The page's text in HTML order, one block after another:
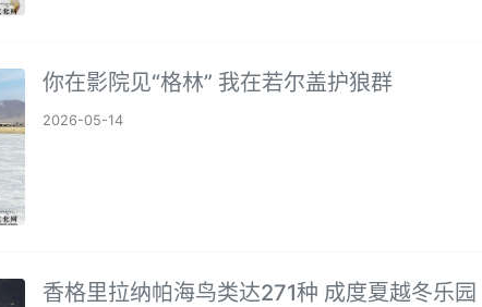
你在影院见“格林” 我在若尔盖护狼群
2026-05-14
香格里拉纳帕海鸟类达271种 成度夏越冬乐园